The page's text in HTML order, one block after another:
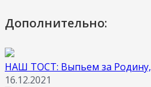
Дополнительно:
НАШ ТОСТ: Выпьем за
16.12.2021